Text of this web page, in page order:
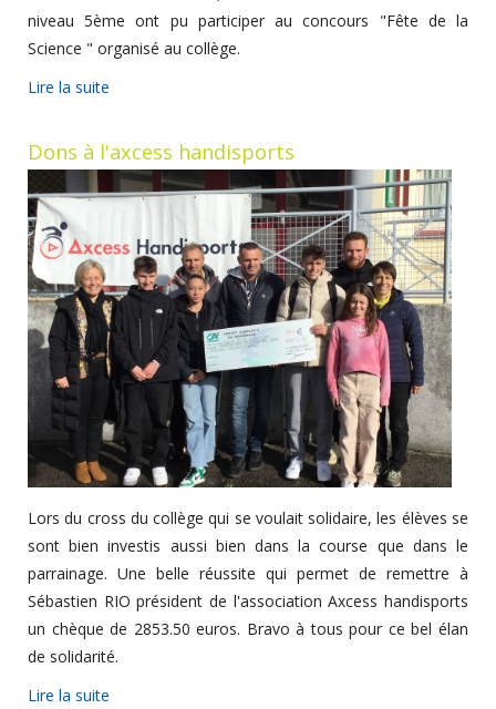
niveau 5ème ont pu participer au concours "Fête de la
Science " organisé au collège.
Lire la suite
Dons à l'axcess handisports
Lors du cross du collège qui se voulait solidaire, les élèves se
sont bien investis aussi bien dans la course que dans le
parrainage. Une belle réussite qui permet de remettre à
Sébastien RIO président de l'association Axcess handisports
un chèque de 2853.50 euros. Bravo à tous pour ce bel élan
de solidarité.
Lire la suite